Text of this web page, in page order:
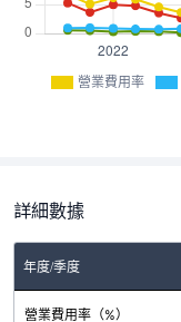
營業費用率
詳細數據
年度/季度2025-Q3
營業費用率（%）
11.27